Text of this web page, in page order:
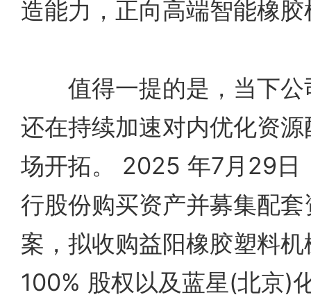
造能力，正向高端智能橡
值得一提的是，当下公
还在持续加速对内优化资
场开拓。 2025 年7月29日
行股份购买资产并募集配
案，拟收购益阳橡胶塑料
100% 股权以及蓝星(北京)